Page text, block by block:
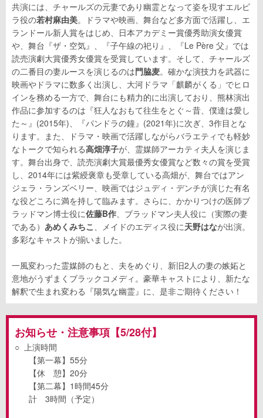
共演には、チャールズの元妻であり幽霊となって姿を現すエルビ
ラ役の若村麻由美。ドラマや映画、舞台など多方面で活躍し、エ
ランドール新人賞をはじめ、日本アカデミー賞優秀助演女優賞
や、舞台『ザ・空気』、『子午線の祀り』、『Le Père 父』では
読売演劇大賞優秀女優賞を受賞しています。そして、チャールズ
の二番目の妻ルースを演じるのは門脇麦。確かな演技力を武器に
映画やドラマに数多く出演し、大河ドラマ「麒麟がくる」でヒロ
インを務める一方で、舞台にも精力的に出演しており、熊林演出
作品に参加するのは『狂人なおもて往生をとぐ～昔、僕達は愛し
た～』(2015年)、『パンドラの鐘』(2021年)に次ぎ、3作目とな
ります。また、ドラマ・映画で活躍しながらバラエティでも軽妙
なトークで知られる高畑淳子が、霊媒師アーカティ夫人を演じま
す。舞台出身で、読売演劇大賞最優秀女優賞など数々の賞を受賞
し、2014年には紫綬褒章も受章している高畑が、舞台ではアン
ジェラ・ランズベリー、映画ではジュディ・デンチが演じた有名
な役どころに満を持して臨みます。さらに、かかりつけの医師ブ
ラッドマン博士役に佐藤B作、ブラッドマン夫人役に（実際の妻
である） あめくみちこ、メイドのエディス役に天野はなが出演。
多彩なキャストが揃いました。
一風変わった霊媒師のもと、夫をめぐり、新旧2人の妻の嫉妬と
意地がうずまくブラックコメディ。豪華キャストにより、新たな
解釈で生まれ変わる『陽気な幽霊』に、是非ご期待ください！
お知らせ・注意事項【5/28付】
○ 上演時間
【第一幕】 55分
【休 憩】 20分
【第二幕】 1時間45分
計 3時間（予定）